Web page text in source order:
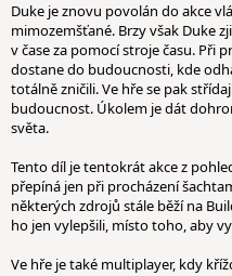
Duke je znovu povolán do akce
mimozemšťané. Brzy však Duke
v čase za pomocí stroje času. Při
dostane do budoucnosti, kde
totálně zničili. Ve hře se pak
budoucnost. Úkolem je dát
světa.
Tento díl je tentokrát akce z
přepíná jen při procházení
některých zdrojů stále běží na
ho jen vylepšili, místo toho, aby
Ve hře je také multiplayer, kdy